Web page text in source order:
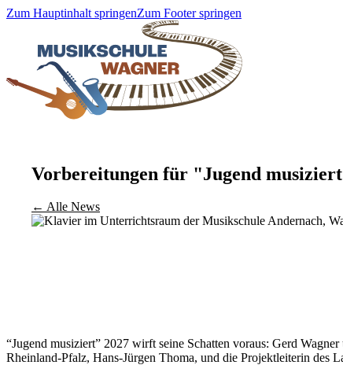
Zum Hauptinhalt springenZum Footer springen
Vorbereitungen für "Jugend
← Alle News
“Jugend musiziert” 2027 wirft seine Schatten voraus: Gerd
Rheinland-Pfalz, Hans-Jürgen Thoma, und die Projektleiterin des